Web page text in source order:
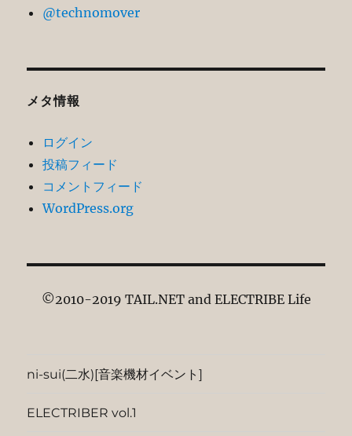
@technomover
メタ情報
ログイン
投稿フィード
コメントフィード
WordPress.org
©2010-2019 TAIL.NET and ELECTRIBE Life
ni-sui(二水)[音楽機材イベント]
ELECTRIBER vol.1